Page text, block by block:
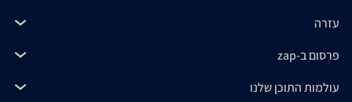
עזרה
פרסום ב-zap
עולמות התוכן שלנו